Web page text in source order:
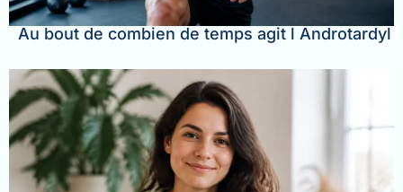
Au bout de combien de temps agit l Androtardyl